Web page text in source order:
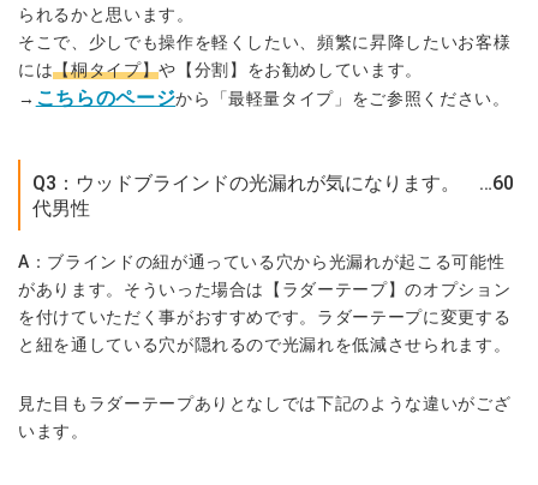
られるかと思います。
そこで、少しでも操作を軽くしたい、頻繁に昇降したいお客様
には【桐タイプ】や【分割】をお勧めしています。
→ こちらのページから「最軽量タイプ」をご参照ください。
Q3：ウッドブラインドの光漏れが気になります。 …60
代男性
A：ブラインドの紐が通っている穴から光漏れが起こる可能性
があります。そういった場合は【 ラダーテープ】のオプション
を付けていただく事がおすすめです。ラダーテープに変更する
と紐を通している穴が隠れるので光漏れを低減させられます。
見た目もラダーテープありとなしでは下記のような違いがござ
います。